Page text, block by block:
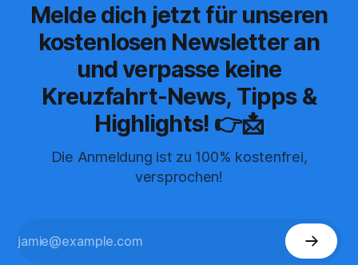
Melde dich jetzt für unseren
kostenlosen Newsletter an
und verpasse keine
Kreuzfahrt-News, Tipps &
Highlights! 👉📩
Die Anmeldung ist zu 100% kostenfrei,
versprochen!